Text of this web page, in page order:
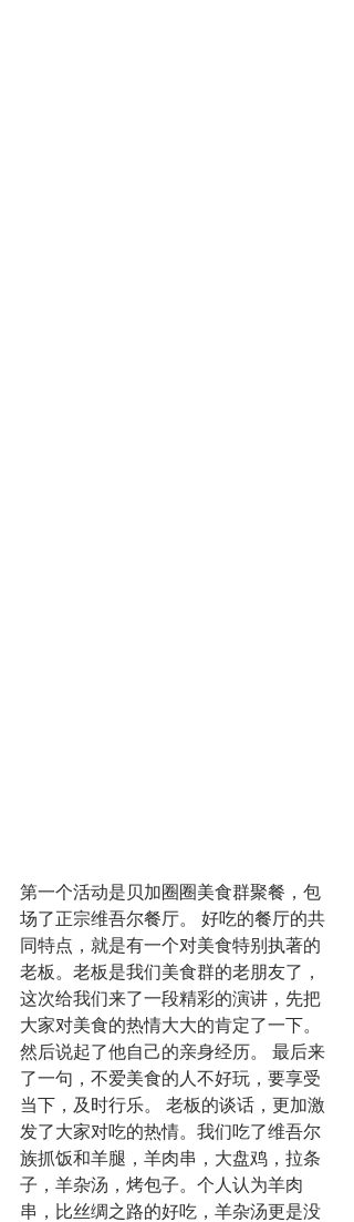
第一个活动是贝加圈圈美食群聚餐，包
场了正宗维吾尔餐厅。 好吃的餐厅的共
同特点，就是有一个对美食特别执著的
老板。老板是我们美食群的老朋友了，
这次给我们来了一段精彩的演讲，先把
大家对美食的热情大大的肯定了一下。
然后说起了他自己的亲身经历。 最后来
了一句，不爱美食的人不好玩，要享受
当下，及时行乐。 老板的谈话，更加激
发了大家对吃的热情。我们吃了维吾尔
族抓饭和羊腿，羊肉串，大盘鸡，拉条
子，羊杂汤，烤包子。个人认为羊肉
串，比丝绸之路的好吃，羊杂汤更是没